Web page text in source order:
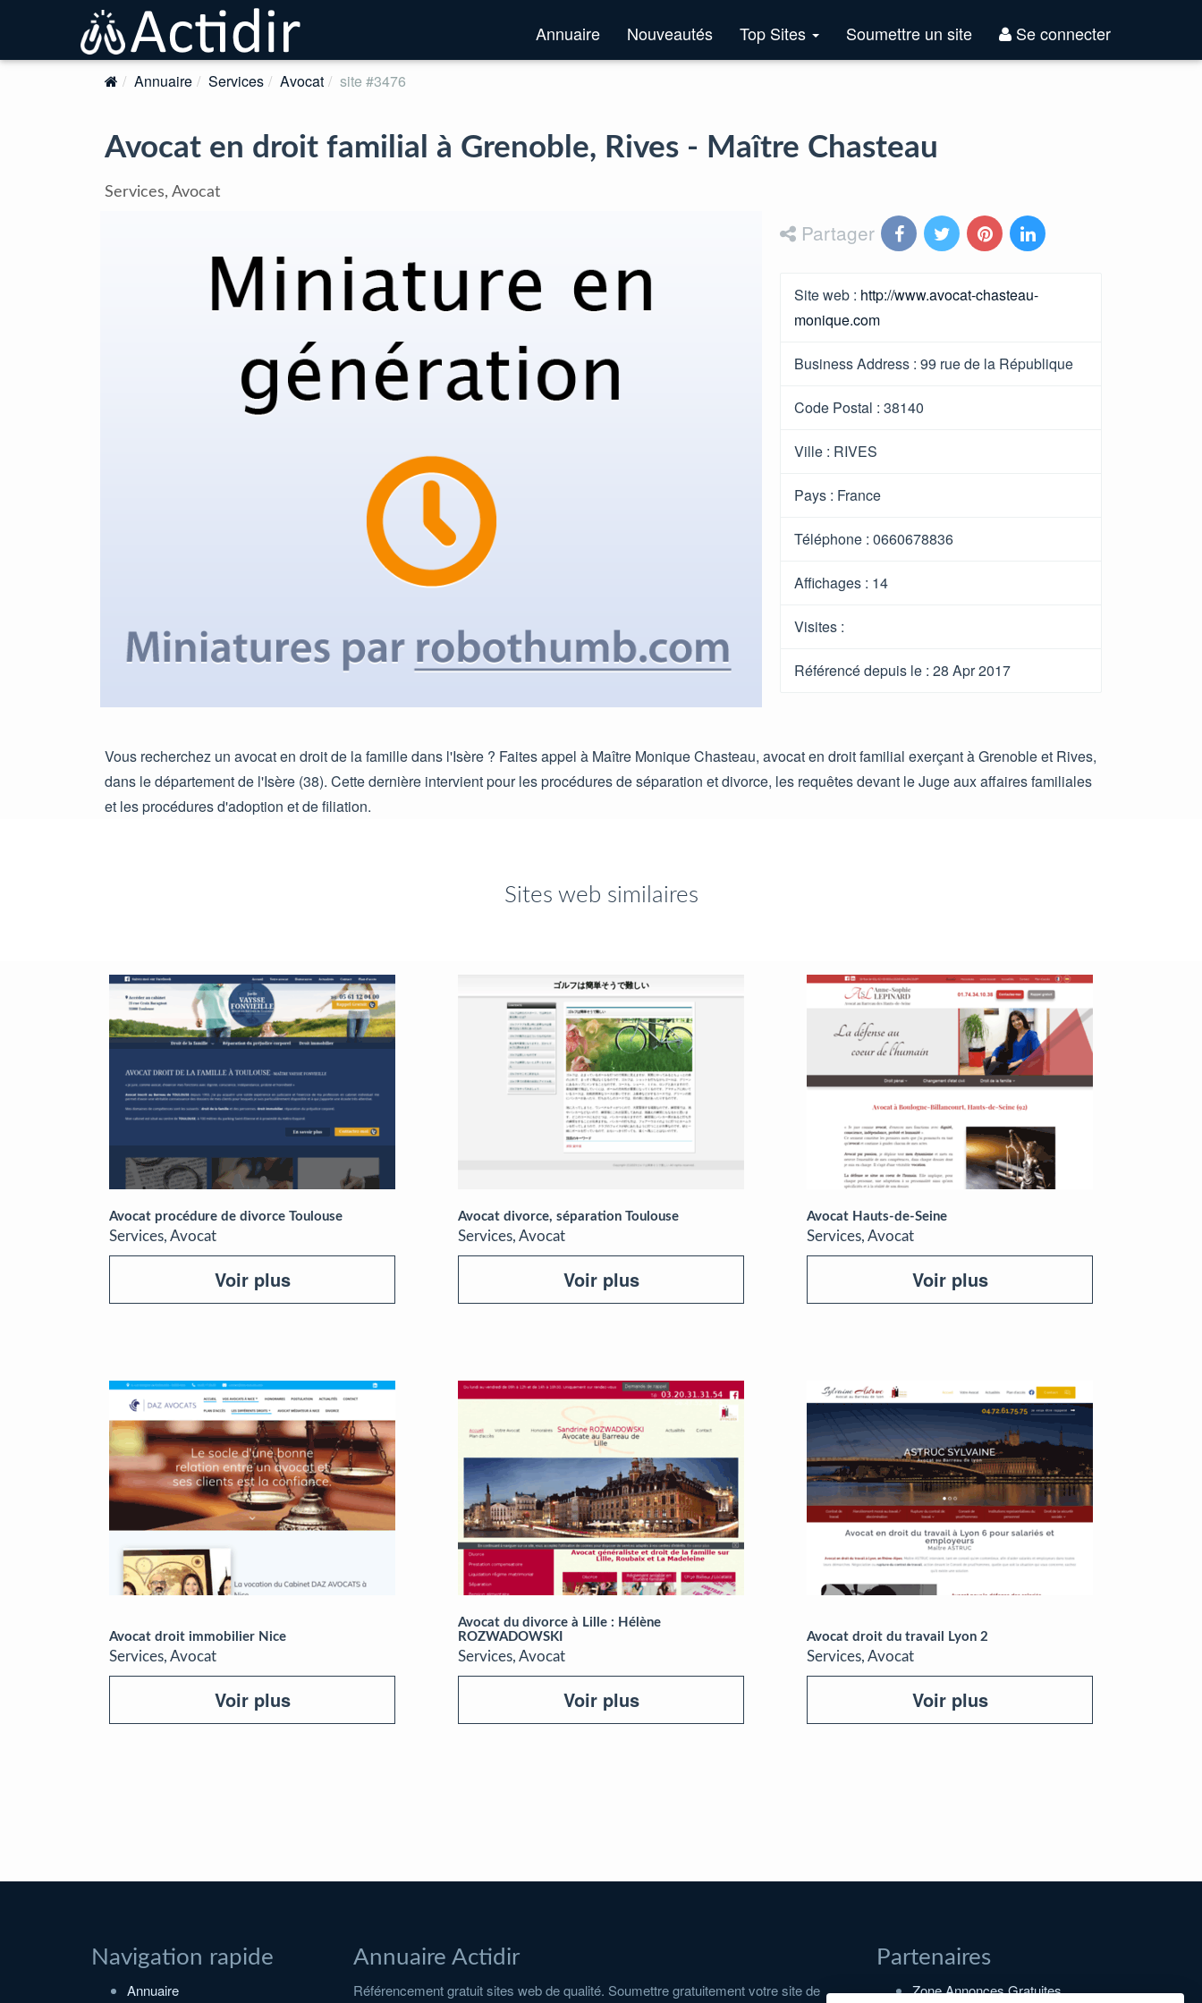
Se connecter
Annuaire Nouveautés Top Sites Top
Soumettre un site
Annuaire Services Avocat site #3476
Avocat en droit familial à Grenoble, Rives - Maître Chasteau
Services, Avocat
Partager
Site web : http://www.avocat-chasteau-
monique.com
Business Address : 99 rue de la République
Code Postal : 38140
Ville : RIVES
Pays : France
Téléphone : 0660678836
Affichages : 14
Visites :
Référencé depuis le : 28 Apr 2017
Vous recherchez un avocat en droit de la famille dans l'Isère ? Faites appel à Maître Monique Chasteau, avocat en droit familial exerçant à Grenoble et Rives,
dans le département de l'Isère (38). Cette dernière intervient pour les procédures de séparation et divorce, les requêtes devant le Juge aux affaires familiales
et les procédures d'adoption et de filiation.
Sites web similaires
Avocat procédure de divorce Toulouse
Services, Avocat
Voir plus
Avocat divorce, séparation Toulouse
Services, Avocat
Voir plus
Avocat Hauts-de-Seine
Services, Avocat
Voir plus
Avocat droit immobilier Nice
Services, Avocat
Voir plus
Avocat du divorce à Lille : Hélène
ROZWADOWSKI
Services, Avocat
Voir plus
Avocat droit du travail Lyon 2
Services, Avocat
Voir plus
Navigation rapide
Annuaire
Annuaire Actidir
Référencement gratuit sites web de qualité. Soumettre gratuitement votre site de
Partenaires
Zone Annonces Gratuites